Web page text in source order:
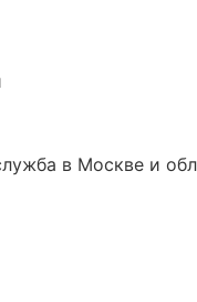
в Москве и